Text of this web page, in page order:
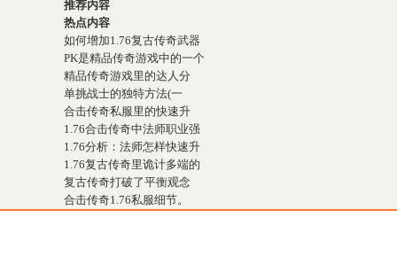
推荐内容
热点内容
如何增加1.76复古传奇武器
PK是精品传奇游戏中的一个
精品传奇游戏里的达人分
单挑战士的独特方法(一
合击传奇私服里的快速升
1.76合击传奇中法师职业强
1.76分析：法师怎样快速升
1.76复古传奇里诡计多端的
复古传奇打破了平衡观念
合击传奇1.76私服细节。